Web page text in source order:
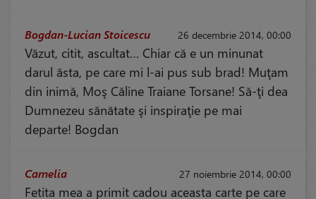
26 decembrie 2014, 00:00
Bogdan-Lucian Stoicescu
Văzut, citit, ascultat… Chiar că e un minunat
darul ăsta, pe care mi l-ai pus sub brad! Muţam
din inimă, Moş Căline Traiane Torsane! Să-ţi dea
Dumnezeu sănătate şi inspiraţie pe mai
departe! Bogdan
27 noiembrie 2014, 00:00
Camelia
Fetita mea a primit cadou aceasta carte pe care